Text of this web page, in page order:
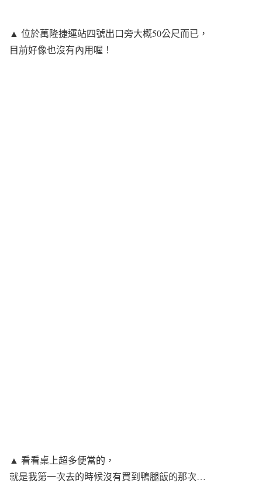
▲ 位於萬隆捷運站四號出口旁大概50公尺而已，
目前好像也沒有內用喔！
▲ 看看桌上超多便當的，
就是我第一次去的時候沒有買到鴨腿飯的那次…